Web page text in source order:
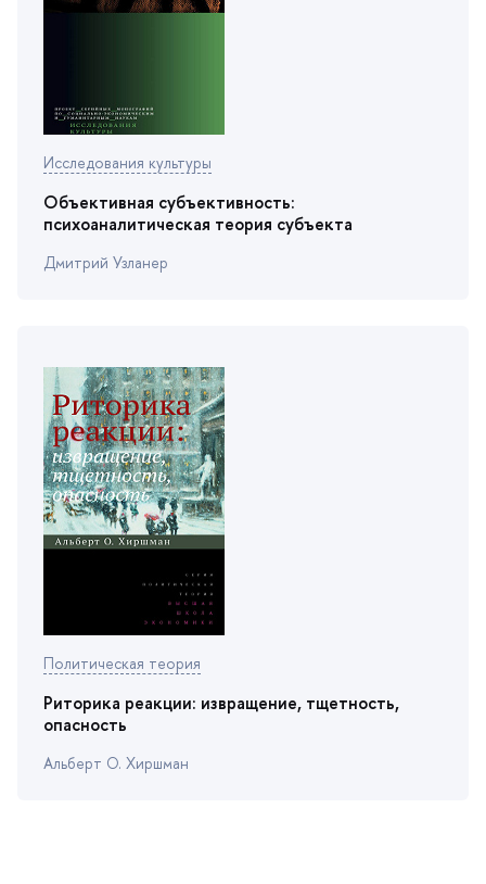
Исследования культуры
Объективная субъективность:
психоаналитическая теория субъекта
Дмитрий Узланер
Политическая теория
Риторика реакции: извращение, тщетность,
опасность
Альберт О. Хиршман